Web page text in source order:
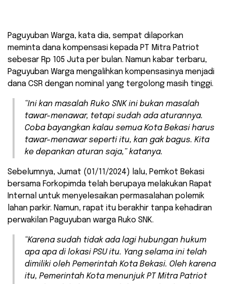
Paguyuban Warga, kata dia, sempat dilaporkan
meminta dana kompensasi kepada PT Mitra Patriot
sebesar Rp 105 Juta per bulan. Namun kabar terbaru,
Paguyuban Warga mengalihkan kompensasinya menjadi
dana CSR dengan nominal yang tergolong masih tinggi.
“Ini kan masalah Ruko SNK ini bukan masalah
tawar-menawar, tetapi sudah ada aturannya.
Coba bayangkan kalau semua Kota Bekasi harus
tawar-menawar seperti itu, kan gak bagus. Kita
ke depankan aturan saja,” katanya.
Sebelumnya, Jumat (01/11/2024) lalu, Pemkot Bekasi
bersama Forkopimda telah berupaya melakukan Rapat
Internal untuk menyelesaikan permasalahan polemik
lahan parkir. Namun, rapat itu berakhir tanpa kehadiran
perwakilan Paguyuban warga Ruko SNK.
“Karena sudah tidak ada lagi hubungan hukum
apa apa di lokasi PSU itu. Yang selama ini telah
dimiliki oleh Pemerintah Kota Bekasi. Oleh karena
itu, Pemerintah Kota menunjuk PT Mitra Patriot